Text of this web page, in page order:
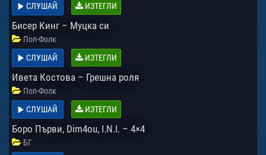
СЛУШАЙ
ИЗТЕГЛИ
Бисер Кинг – Муцка си
Поп-Фолк
СЛУШАЙ
ИЗТЕГЛИ
Ивета Костова – Грешна роля
Поп-Фолк
СЛУШАЙ
ИЗТЕГЛИ
Боро Първи, Dim4ou, I.N.I. – 4×4
БГ